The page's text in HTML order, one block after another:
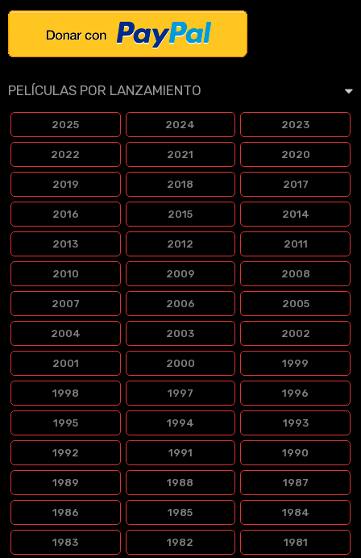
PELÍCULAS POR LANZAMIENTO
2025 2024 2023
2022 2021 2020
2019 2018 2017
2016 2015 2014
2013 2012 2011
2010 2009 2008
2007 2006 2005
2004 2003 2002
2001 2000 1999
1998 1997 1996
1995 1994 1993
1992 1991 1990
1989 1988 1987
1986 1985 1984
1983 1982 1981